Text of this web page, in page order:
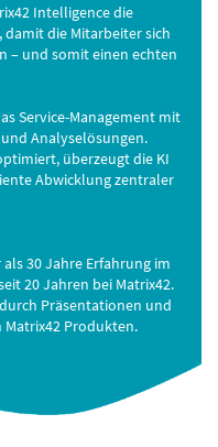
Intelligence die
die Mitarbeiter sich
– und somit einen echten
Service-Management mit
Analyselösungen.
überzeugt die KI
Abwicklung zentraler
30 Jahre Erfahrung im
20 Jahren bei Matrix42.
Präsentationen und
Produkten.